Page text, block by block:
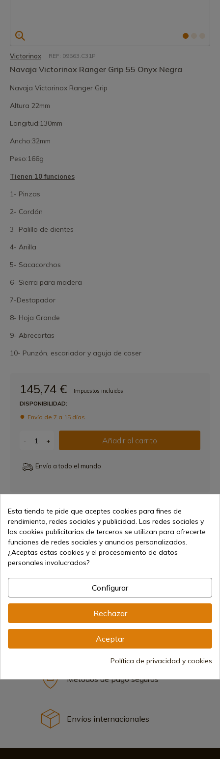
Victorinox REF: 09563.C31P
Navaja Victorinox Ranger Grip 55 Onyx Negra
Navaja Victorinox Ranger Grip
Altura 22mm
Longitud:130mm
Ancho:32mm
Peso:166g
Tienen 10 funciones
1- Pinzas
2- Cordón
3- Palillo de dientes
4- Anilla
5- Sacacorchos
6- Sierra para madera
7-Destapador
8- Hoja Grande
9- Abrecartas
10- Punzón, escariador y aguja de coser
145,74 €
Impuestos incluidos
DISPONIBILIDAD:
Envío de 7 a 15 días
- + Añadir al carrito
Envío a todo el mundo
Compartir Link copied correctly
Características
145,74 € Añadir al carrito
Vendiendo online desde 1998
Métodos de pago seguros
Envíos internacionales
Esta tienda te pide que aceptes cookies para fines de
rendimiento, redes sociales y publicidad. Las redes sociales y
las cookies publicitarias de terceros se utilizan para ofrecerte
funciones de redes sociales y anuncios personalizados.
¿Aceptas estas cookies y el procesamiento de datos
personales involucrados?
Configurar
Rechazar
Aceptar
Política de privacidad y cookies